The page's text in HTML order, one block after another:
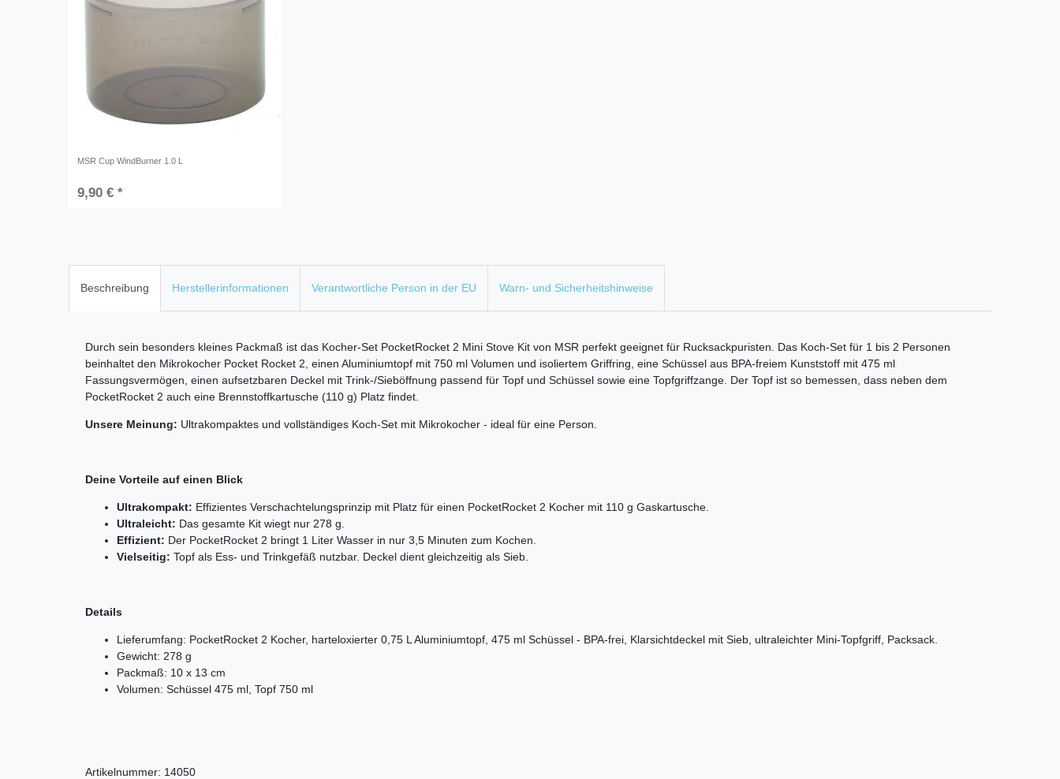
MSR Cup WindBurner 1.0 L
9,90 € *
Beschreibung Herstellerinformationen Verantwortliche Person in der EU Warn- und Sicherheitshinweise
Durch sein besonders kleines Packmaß ist das Kocher-Set PocketRocket 2 Mini Stove Kit von MSR perfekt geeignet für Rucksackpuristen. Das Koch-Set für 1 bis 2 Personen
beinhaltet den Mikrokocher Pocket Rocket 2, einen Aluminiumtopf mit 750 ml Volumen und isoliertem Griffring, eine Schüssel aus BPA-freiem Kunststoff mit 475 ml
Fassungsvermögen, einen aufsetzbaren Deckel mit Trink-/Sieböffnung passend für Topf und Schüssel sowie eine Topfgriffzange. Der Topf ist so bemessen, dass neben dem
PocketRocket 2 auch eine Brennstoffkartusche (110 g) Platz findet.
Unsere Meinung: Ultrakompaktes und vollständiges Koch-Set mit Mikrokocher - ideal für eine Person.
Deine Vorteile auf einen Blick
Ultrakompakt: Effizientes Verschachtelungsprinzip mit Platz für einen PocketRocket 2 Kocher mit 110 g Gaskartusche.
Ultraleicht: Das gesamte Kit wiegt nur 278 g.
Effizient: Der PocketRocket 2 bringt 1 Liter Wasser in nur 3,5 Minuten zum Kochen.
Vielseitig: Topf als Ess- und Trinkgefäß nutzbar. Deckel dient gleichzeitig als Sieb.
Details
Lieferumfang: PocketRocket 2 Kocher, harteloxierter 0,75 L Aluminiumtopf, 475 ml Schüssel - BPA-frei, Klarsichtdeckel mit Sieb, ultraleichter Mini-Topfgriff, Packsack.
Gewicht: 278 g
Packmaß: 10 x 13 cm
Volumen: Schüssel 475 ml, Topf 750 ml
Artikelnummer: 14050